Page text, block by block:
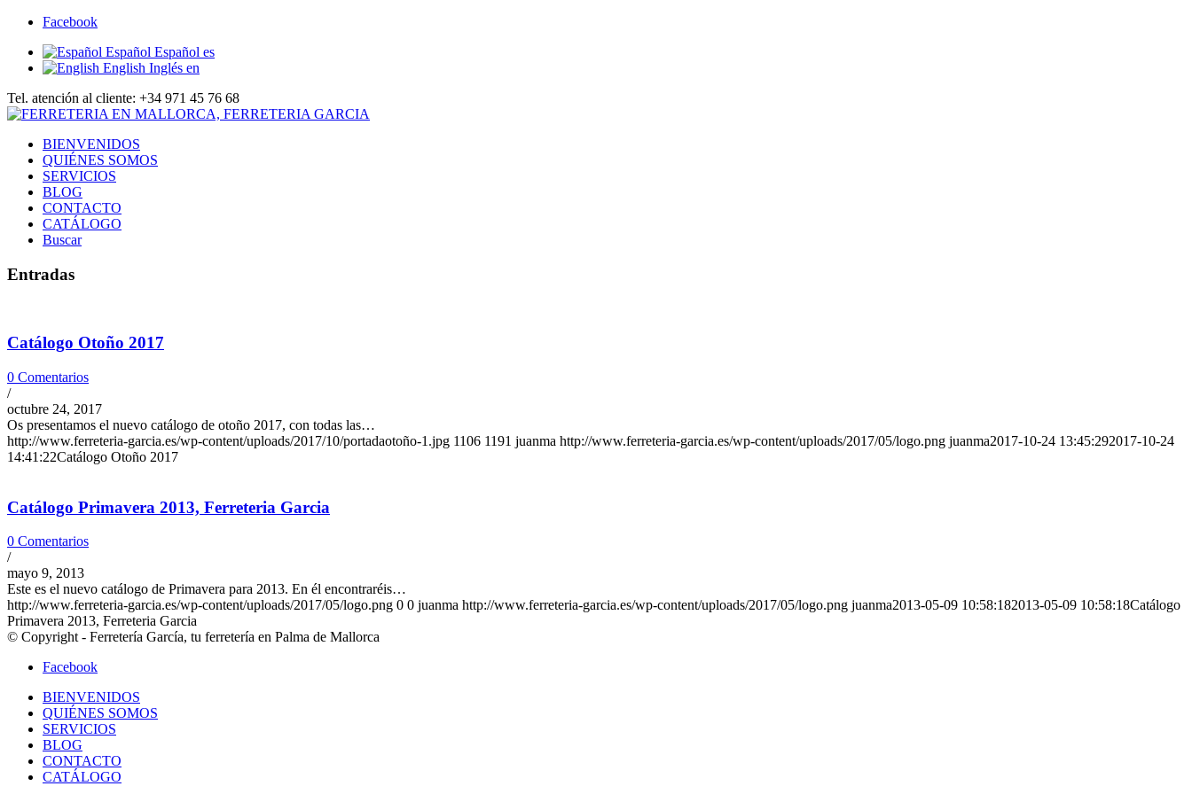
Facebook
Español Español es
English Inglés en
Tel. atención al cliente: +34 971 45 76 68
BIENVENIDOS
QUIÉNES SOMOS
SERVICIOS
BLOG
CONTACTO
CATÁLOGO
Buscar
Entradas
Catálogo Otoño 2017
0 Comentarios
/
octubre 24, 2017
Os presentamos el nuevo catálogo de otoño 2017, con todas las…
http://www.ferreteria-garcia.es/wp-content/uploads/2017/10/portadaotoño-1.jpg 1106 1191 juanma http://www.ferreteria-garcia.es/wp-content/uploads/2017/05/logo.png juanma2017-10-24 13:45:292017-10-24
14:41:22Catálogo Otoño 2017
Catálogo Primavera 2013, Ferreteria Garcia
0 Comentarios
/
mayo 9, 2013
Este es el nuevo catálogo de Primavera para 2013. En él encontraréis…
http://www.ferreteria-garcia.es/wp-content/uploads/2017/05/logo.png 0 0 juanma http://www.ferreteria-garcia.es/wp-content/uploads/2017/05/logo.png juanma2013-05-09 10:58:182013-05-09 10:58:18Catálogo
Primavera 2013, Ferreteria Garcia
© Copyright - Ferretería García, tu ferretería en Palma de Mallorca
Facebook
BIENVENIDOS
QUIÉNES SOMOS
SERVICIOS
BLOG
CONTACTO
CATÁLOGO